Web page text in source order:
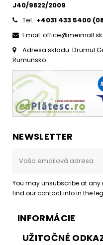
J40/9822/2009
Tel.: +4031 433 5400 (
Email: office@meimall.sk
Adresa skladu: Drumul
Rumunsko
NEWSLETTER
You may unsubscribe at any
find our contact info in the
INFORMÁCIE
UŽITOČNÉ